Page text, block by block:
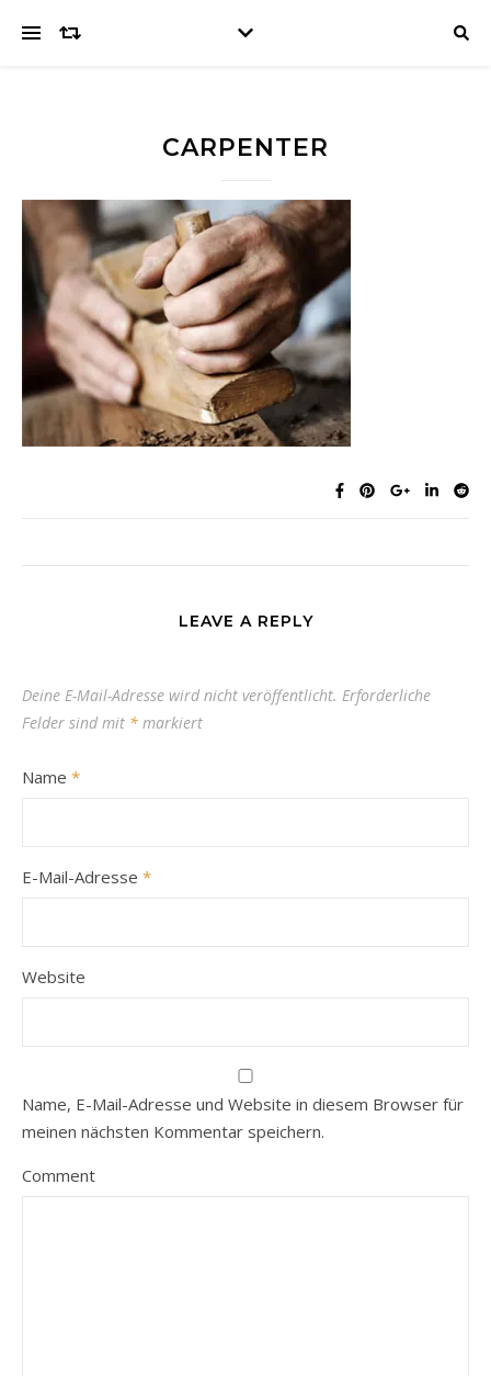
CARPENTER
LEAVE A REPLY
Deine E-Mail-Adresse wird nicht veröffentlicht. Erforderliche
Felder sind mit * markiert
Name *
E-Mail-Adresse *
Website
Name, E-Mail-Adresse und Website in diesem Browser für
meinen nächsten Kommentar speichern.
Comment